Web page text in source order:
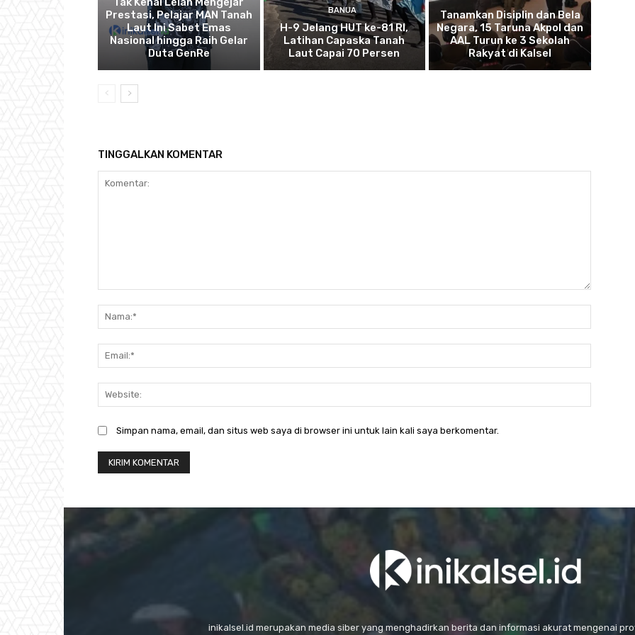
Prestasi, Pelajar MAN Tanah
Laut Ini Sabet Emas
Nasional hingga Raih Gelar
Duta GenRe
BANUA
H-9 Jelang HUT ke-81 RI,
Latihan Capaska Tanah
Laut Capai 70 Persen
Tanamkan Disiplin dan Bela
Negara, 15 Taruna Akpol dan
AAL Turun ke 3 Sekolah
Rakyat di Kalsel
TINGGALKAN KOMENTAR
Simpan nama, email, dan situs web saya di browser ini untuk lain kali saya berkomentar.
inikalsel.id merupakan media siber yang menghadirkan berita dan informasi akurat mengenai